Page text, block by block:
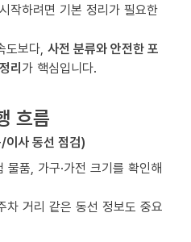
작하려면 기본 정리가 필요한
도보다, 사전 분류와 안전한 포
리가 핵심입니다.
흐름
이사 동선 점검)
품, 가구·가전 크기를 확인해
차 거리 같은 동선 정보도 중요